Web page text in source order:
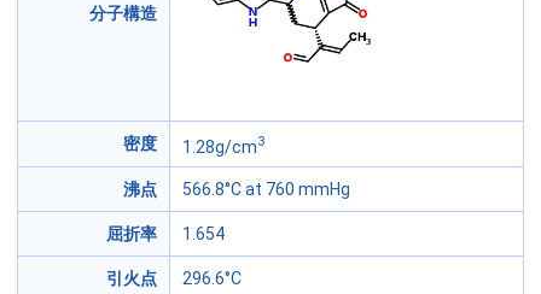
分子構造
密度 1.28g/cm3
沸点 566.8°C at 760 mmHg
屈折率 1.654
引火点 296.6°C